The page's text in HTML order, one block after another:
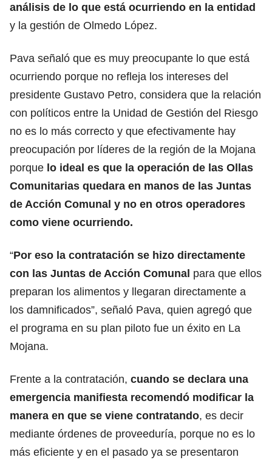
análisis de lo que está ocurriendo en la entidad
y la gestión de Olmedo López.
Pava señaló que es muy preocupante lo que está
ocurriendo porque no refleja los intereses del
presidente Gustavo Petro, considera que la relación
con políticos entre la Unidad de Gestión del Riesgo
no es lo más correcto y que efectivamente hay
preocupación por líderes de la región de la Mojana
porque lo ideal es que la operación de las Ollas
Comunitarias quedara en manos de las Juntas
de Acción Comunal y no en otros operadores
como viene ocurriendo.
“Por eso la contratación se hizo directamente
con las Juntas de Acción Comunal para que ellos
preparan los alimentos y llegaran directamente a
los damnificados”, señaló Pava, quien agregó que
el programa en su plan piloto fue un éxito en La
Mojana.
Frente a la contratación, cuando se declara una
emergencia manifiesta recomendó modificar la
manera en que se viene contratando, es decir
mediante órdenes de proveeduría, porque no es lo
más eficiente y en el pasado ya se presentaron